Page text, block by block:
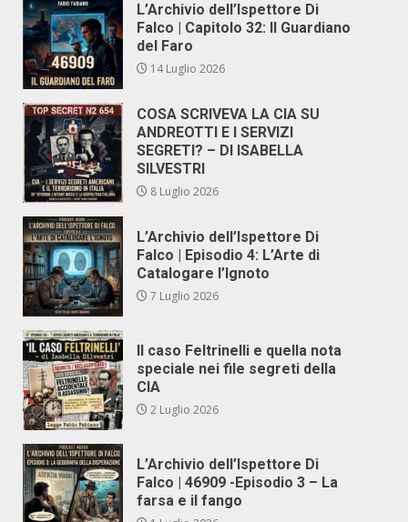
L’Archivio dell’Ispettore Di
Falco | Capitolo 32: Il Guardiano
del Faro
14 Luglio 2026
COSA SCRIVEVA LA CIA SU
ANDREOTTI E I SERVIZI
SEGRETI? – DI ISABELLA
SILVESTRI
8 Luglio 2026
L’Archivio dell’Ispettore Di
Falco | Episodio 4: L’Arte di
Catalogare l’Ignoto
7 Luglio 2026
Il caso Feltrinelli e quella nota
speciale nei file segreti della
CIA
2 Luglio 2026
L’Archivio dell’Ispettore Di
Falco | 46909 -Episodio 3 – La
farsa e il fango